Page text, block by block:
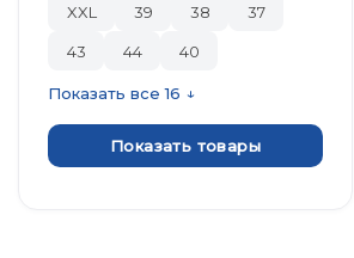
XXL 39 38 37
43 44 40
Показать все 16 ↓
Показать товары